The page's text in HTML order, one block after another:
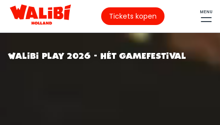
Tickets kopen MENU
WALIBI PLAY 2026 - HÉT GAMEFESTIVAL